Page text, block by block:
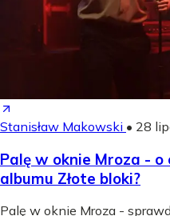
Stanisław Makowski • 28
Palę w oknie Mroza -
albumu Złote bloki?
Palę w oknie Mroza -